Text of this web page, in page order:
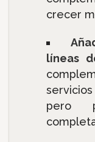
crecer
líneas
pero